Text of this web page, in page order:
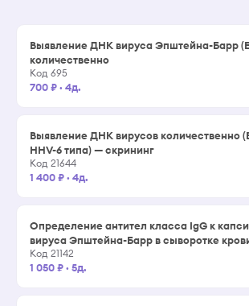
Выявление ДНК вируса Эпштейна-Барр
количественно
Код 695
700 ₽· 4д.
Выявление ДНК вирусов количественно
ННV-6 типа) — скрининг
Код 21644
1 400 ₽· 4д.
Определение антител класса IgG к
вируса Эпштейна-Барр в сыворотке
Код 21142
1 050 ₽· 5д.